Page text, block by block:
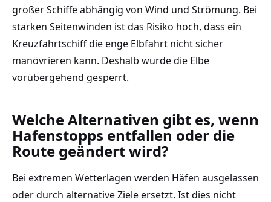
großer Schiffe abhängig von Wind und Strömung. Bei
starken Seitenwinden ist das Risiko hoch, dass ein
Kreuzfahrtschiff die enge Elbfahrt nicht sicher
manövrieren kann. Deshalb wurde die Elbe
vorübergehend gesperrt.
Welche Alternativen gibt es, wenn
Hafenstopps entfallen oder die
Route geändert wird?
Bei extremen Wetterlagen werden Häfen ausgelassen
oder durch alternative Ziele ersetzt. Ist dies nicht